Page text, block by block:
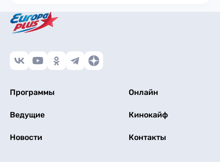
Программы Онлайн
Ведущие Кинокайф
Новости Контакты